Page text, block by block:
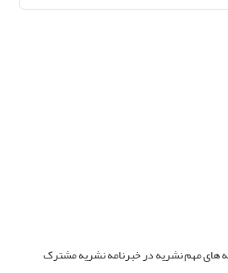
های مهم نشریه در خبرنامه نشریه مشترک